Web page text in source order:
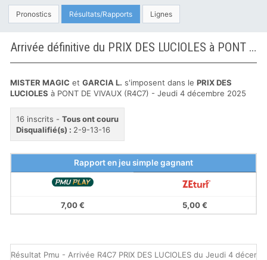
Pronostics Résultats/Rapports Lignes
Arrivée définitive du PRIX DES LUCIOLES à PONT DE VIVAUX
MISTER MAGIC et GARCIA L. s'imposent dans le PRIX DES
LUCIOLES à PONT DE VIVAUX (R4C7) - Jeudi 4 décembre 2025
16 inscrits - Tous ont couru
Disqualifié(s) : 2-9-13-16
Rapport en jeu simple gagnant
7,00 € 5,00 €
Résultat Pmu - Arrivée R4C7 PRIX DES LUCIOLES du Jeudi 4